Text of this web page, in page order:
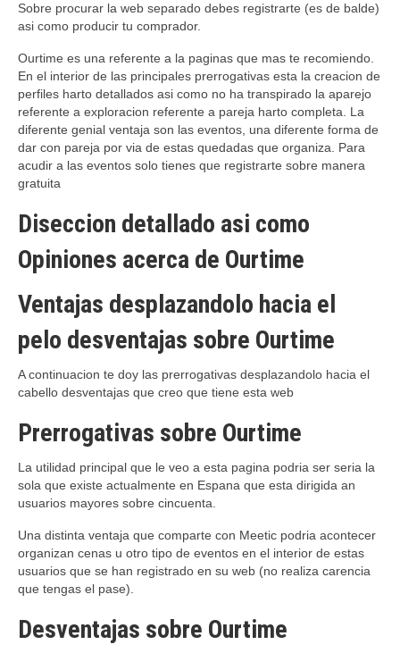
Sobre procurar la web separado debes registrarte (es de balde)
asi­ como producir tu comprador.
Ourtime es una referente a la paginas que mas te recomiendo.
En el interior de las principales prerrogativas esta la creacion de
perfiles harto detallados asi­ como no ha transpirado la aparejo
referente a exploracion referente a pareja harto completa. La
diferente genial ventaja son las eventos, una diferente forma de
dar con pareja por vi­a de estas quedadas que organiza. Para
acudir a las eventos solo tienes que registrarte sobre manera
gratuita
Diseccion detallado asi­ como
Opiniones acerca de Ourtime
Ventajas desplazandolo hacia el
pelo desventajas sobre Ourtime
A continuacion te doy las prerrogativas desplazandolo hacia el
cabello desventajas que creo que tiene esta web
Prerrogativas sobre Ourtime
La utilidad principal que le veo a esta pagina podri­a ser seri­a la
sola que existe actualmente en Espana que esta dirigida an
usuarios mayores sobre cincuenta.
Una distinta ventaja que comparte con Meetic podri­a acontecer
organizan cenas u otro tipo de eventos en el interior de estas
usuarios que se han registrado en su web (no realiza carencia
que tengas el pase).
Desventajas sobre Ourtime